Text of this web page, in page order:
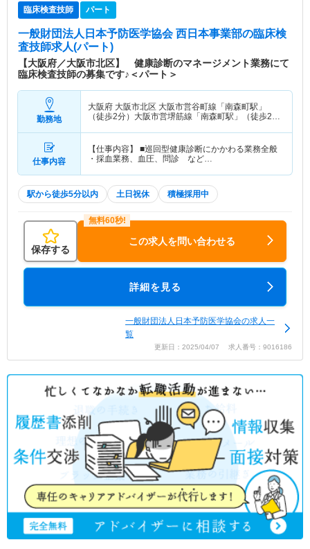
臨床検査技師 パート
一般財団法人日本予防医学協会 西日本事業部の臨床検
査技師求人(パート)
【大阪府／大阪市北区】 健康診断のマネージメント業務にて
臨床検査技師の募集です♪＜パート＞
勤務地
大阪府 大阪市北区 大阪市営谷町線「南森町駅」
（徒歩2分）大阪市営堺筋線「南森町駅」（徒歩2
仕事内容
【仕事内容】 ■巡回型健康診断にかかわる業務全般
・採血業務、血圧、問診 など…
駅から徒歩5分以内 土日祝休 積極採用中
保存する
この求人を問い合わせる
詳細を見る
一般財団法人日本予防医学協会の求人一
覧
更新日：2025/04/07 求人番号：9016186